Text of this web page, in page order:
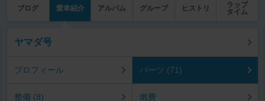
ブログ 愛車紹介 アルバム グループ ヒストリ
ラップ
タイム
ヤマダ号
プロフィール パーツ (71)
整備 (8) 燃費